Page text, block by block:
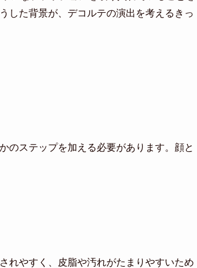
した背景が、デコルテの演出を考えるきっ
のステップを加える必要があります。顔と
れやすく、皮脂や汚れがたまりやすいため